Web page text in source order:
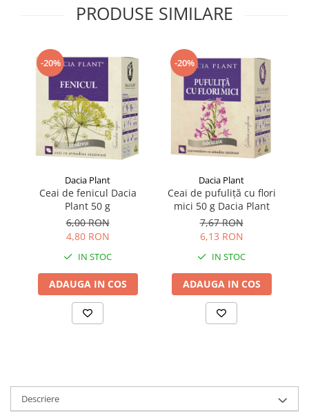
PRODUSE SIMILARE
-20%
Dacia Plant
Ceai de fenicul Dacia
Plant 50 g
6,00 RON
4,80 RON
IN STOC
ADAUGA IN COS
-20%
Dacia Plant
Ceai de pufuliță cu flori
mici 50 g Dacia Plant
7,67 RON
6,13 RON
IN STOC
ADAUGA IN COS
Descriere